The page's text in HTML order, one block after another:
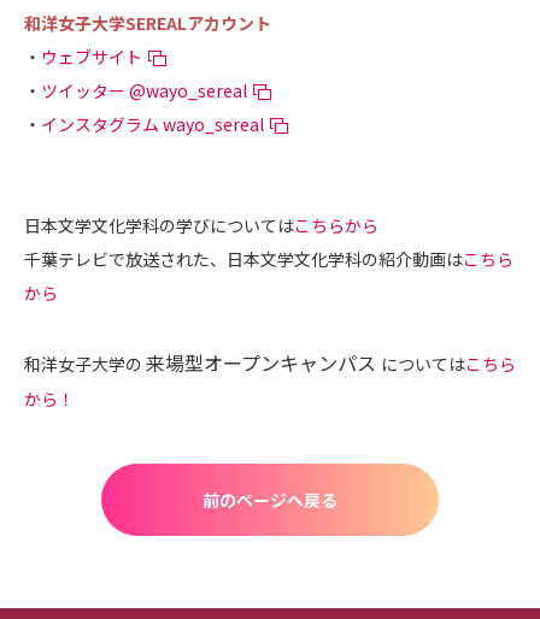
和洋女子大学SEREALアカウント
・ ウェブサイト
・ ツイッター @wayo_sereal
・ インスタグラム wayo_sereal
日本文学文化学科の学びについてはこちらから
千葉テレビで放送された、日本文学文化学科の紹介動画はこちら
から
和洋女子大学の 来場型オープンキャンパス についてはこちら
から！
前のページへ戻る